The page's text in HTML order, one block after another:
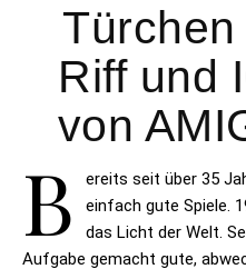
Türchen
Riff und
von
B
ereits seit über 35
einfach gute Spiele.
das Licht der Welt.
Aufgabe gemacht gute,